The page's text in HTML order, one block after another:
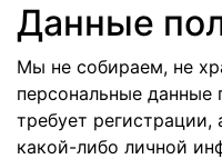
Данные
Мы не собираем, не
персональные данные
требует
какой-либо личной